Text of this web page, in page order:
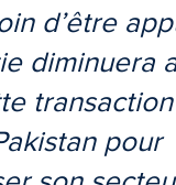
d’être
diminuera
pour